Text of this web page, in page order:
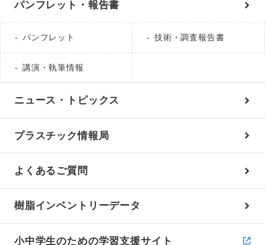
パンフレット・報告書
パンフレット 技術・調査報告書
講演・執筆情報
ニュース・トピックス
プラスチック情報局
よくあるご質問
樹脂インベントリーデータ
小中学生のための学習支援サイト